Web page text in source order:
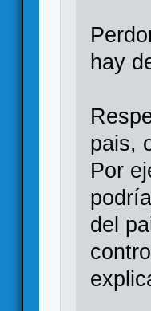
hay
pais,
Por
del